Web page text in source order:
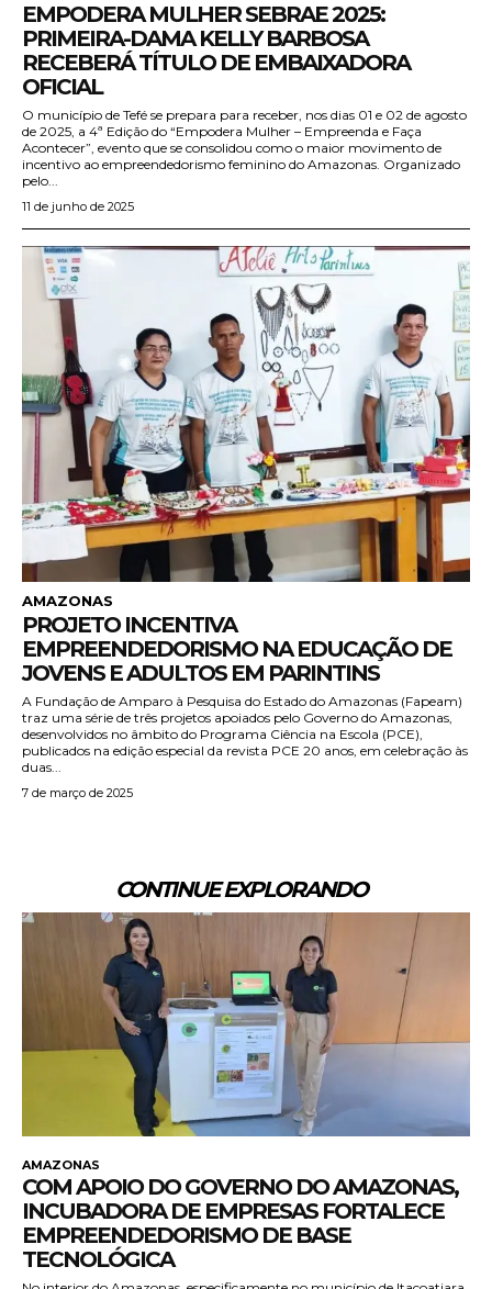
EMPODERA MULHER SEBRAE 2025:
PRIMEIRA-DAMA KELLY BARBOSA
RECEBERÁ TÍTULO DE EMBAIXADORA
OFICIAL
O município de Tefé se prepara para receber, nos dias 01 e 02 de agosto
de 2025, a 4ª Edição do “Empodera Mulher – Empreenda e Faça
Acontecer”, evento que se consolidou como o maior movimento de
incentivo ao empreendedorismo feminino do Amazonas. Organizado
pelo...
11 de junho de 2025
AMAZONAS
PROJETO INCENTIVA
EMPREENDEDORISMO NA EDUCAÇÃO DE
JOVENS E ADULTOS EM PARINTINS
A Fundação de Amparo à Pesquisa do Estado do Amazonas (Fapeam)
traz uma série de três projetos apoiados pelo Governo do Amazonas,
desenvolvidos no âmbito do Programa Ciência na Escola (PCE),
publicados na edição especial da revista PCE 20 anos, em celebração às
duas...
7 de março de 2025
CONTINUE EXPLORANDO
AMAZONAS
COM APOIO DO GOVERNO DO AMAZONAS,
INCUBADORA DE EMPRESAS FORTALECE
EMPREENDEDORISMO DE BASE
TECNOLÓGICA